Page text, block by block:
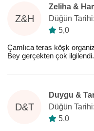
Z&H
Zeliha &
Düğün
5,0
Çamlıca teras köşk
Bey gerçekten çok
D&T
Duygu &
Düğün
5,0